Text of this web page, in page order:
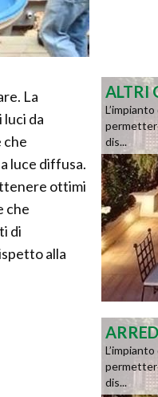
La
da
che
luce diffusa.
ottimi
che
di
alla
ALTRI
dis...
dis...